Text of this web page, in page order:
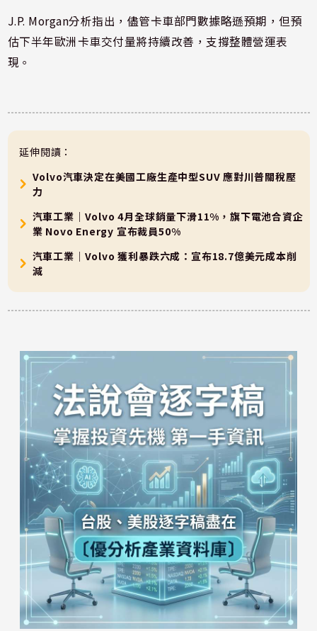
J.P. Morgan分析指出，儘管卡車部門數據略遜預期，但預
估下半年歐洲卡車交付量將持續改善，支撐整體營運表
現。
延伸閱讀：
Volvo汽車決定在美國工廠生產中型SUV 應對川普關稅壓
力
汽車工業｜Volvo 4月全球銷量下滑11%，旗下電池合資企
業 Novo Energy 宣布裁員50%
汽車工業｜Volvo 獲利暴跌六成：宣布18.7億美元成本削
減